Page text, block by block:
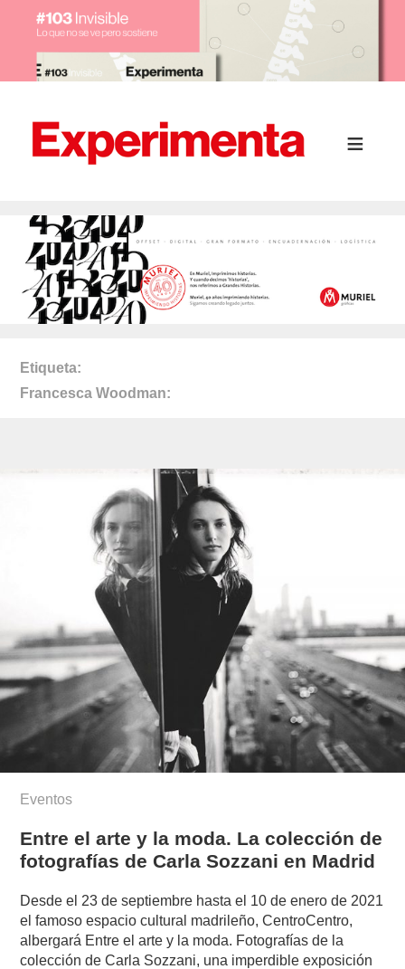
Etiqueta
Francesca Woodman
Eventos
Entre el arte y la moda. La colección de
fotografías de Carla Sozzani en Madrid
Desde el 23 de septiembre hasta el 10 de enero de 2021
el famoso espacio cultural madrileño, CentroCentro,
albergará Entre el arte y la moda. Fotografías de la
colección de Carla Sozzani, una imperdible exposición